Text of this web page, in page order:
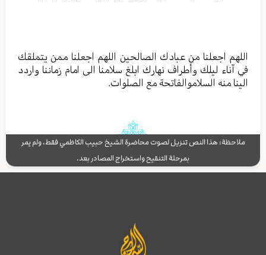
اللهم اجعلنا من عبادك الصالحين اللهم اجعلنا ممن يتملقك
في آناء ليلك وأطراف نهارك ابلغ سلامنا الى امام زماننا واردد
الينا منه السلاموالفاتحة مع الصلوات.
ملاحظة: هذا النص تنزيل لصوت محاضرة الشيخ حبيب الكاظمي فقط، ولم يمر
بمرحلة التنقيح واستخراج المصادر بعد.